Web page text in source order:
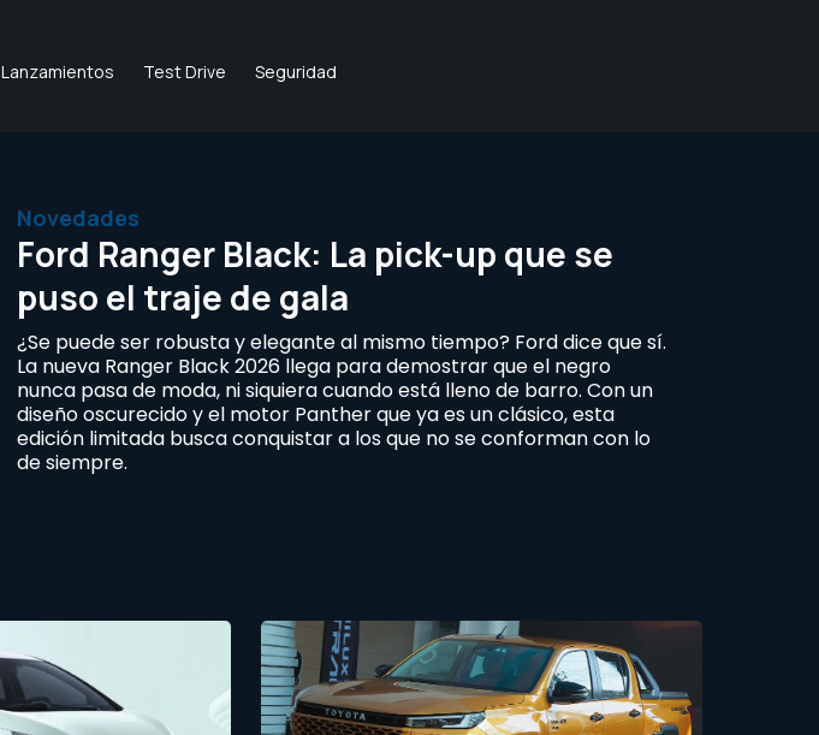
Lanzamientos Test Drive Seguridad
Novedades
Ford Ranger Black: La pick-up que se
puso el traje de gala
¿Se puede ser robusta y elegante al mismo tiempo? Ford dice que sí.
La nueva Ranger Black 2026 llega para demostrar que el negro
nunca pasa de moda, ni siquiera cuando está lleno de barro. Con un
diseño oscurecido y el motor Panther que ya es un clásico, esta
edición limitada busca conquistar a los que no se conforman con lo
de siempre.